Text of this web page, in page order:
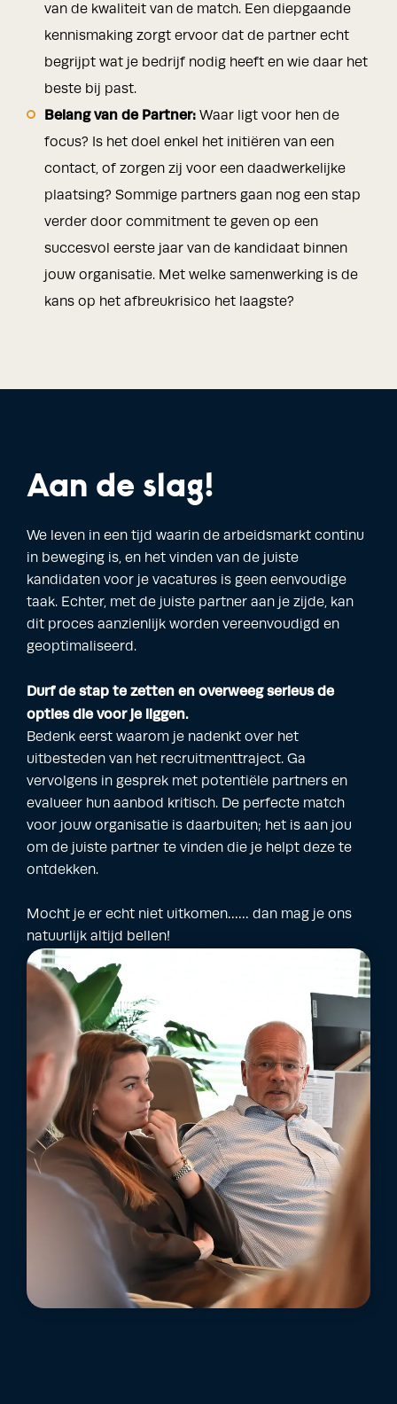
van de kwaliteit van de match. Een diepgaande
kennismaking zorgt ervoor dat de partner echt
begrijpt wat je bedrijf nodig heeft en wie daar het
beste bij past.
Belang van de Partner: Waar ligt voor hen de
focus? Is het doel enkel het initiëren van een
contact, of zorgen zij voor een daadwerkelijke
plaatsing? Sommige partners gaan nog een stap
verder door commitment te geven op een
succesvol eerste jaar van de kandidaat binnen
jouw organisatie. Met welke samenwerking is de
kans op het afbreukrisico het laagste?
Aan de slag!
We leven in een tijd waarin de arbeidsmarkt continu
in beweging is, en het vinden van de juiste
kandidaten voor je vacatures is geen eenvoudige
taak. Echter, met de juiste partner aan je zijde, kan
dit proces aanzienlijk worden vereenvoudigd en
geoptimaliseerd.
Durf de stap te zetten en overweeg serieus de
opties die voor je liggen.
Bedenk eerst waarom je nadenkt over het
uitbesteden van het recruitmenttraject. Ga
vervolgens in gesprek met potentiële partners en
evalueer hun aanbod kritisch. De perfecte match
voor jouw organisatie is daarbuiten; het is aan jou
om de juiste partner te vinden die je helpt deze te
ontdekken.
Mocht je er echt niet uitkomen…… dan mag je ons
natuurlijk altijd bellen!